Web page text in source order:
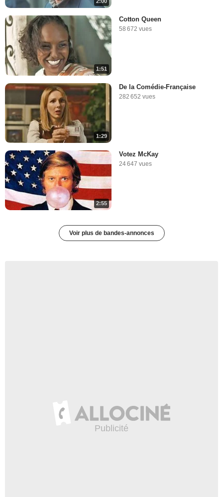
1:51
Cotton Queen
58 672 vues
1:29
De la Comédie-Française
282 652 vues
2:55
Votez McKay
24 647 vues
Voir plus de bandes-annonces